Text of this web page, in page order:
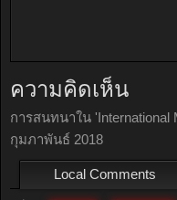
ความคิดเห็น
การสนทนาใน 'International
กุมภาพันธ์ 2018
Local Comments